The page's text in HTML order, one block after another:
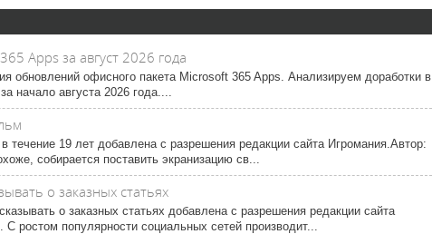
Apps за август 2026 года
обновлений офисного пакета Microsoft 365 Apps. Анализируем доработки в
начало августа 2026 года....
течение 19 лет добавлена с разрешения редакции сайта Игромания.Автор:
собирается поставить экранизацию св...
о заказных статьях
о заказных статьях добавлена с разрешения редакции сайта
ростом популярности социальных сетей производит...